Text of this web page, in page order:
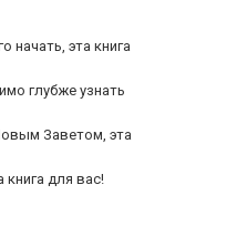
начать, эта книга
глубже узнать
Заветом, эта
для вас!